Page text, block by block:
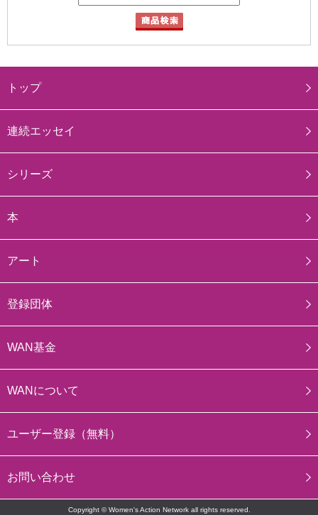
トップ
連続エッセイ
シリーズ
本
アート
登録団体
WAN基金
WANについて
ユーザー登録（無料）
お問い合わせ
Copyright © Women's Action Network all rights reserved.